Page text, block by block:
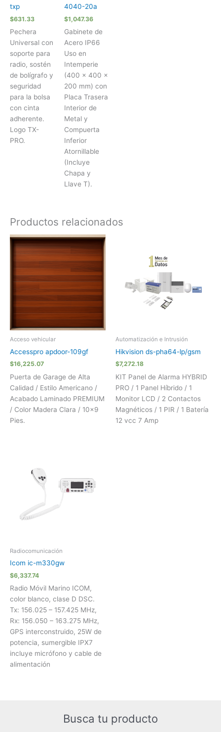
txp
$631.33
Pechera
Universal con
soporte para
radio, sostén
de bolígrafo y
seguridad
para la bolsa
con cinta
adherente.
Logo TX-
PRO.
4040-20a
$1,047.36
Gabinete de
Acero IP66
Uso en
Intemperie
(400 x 400 x
200 mm) con
Placa Trasera
Interior de
Metal y
Compuerta
Inferior
Atornillable
(Incluye
Chapa y
Llave T).
Productos relacionados
Acceso vehicular
Accesspro apdoor-109gf
$16,225.07
Puerta de Garage de Alta
Calidad / Estilo Americano /
Acabado Laminado PREMIUM
/ Color Madera Clara / 10×9
Pies.
Automatización e Intrusión
Hikvision ds-pha64-lp/gsm
$7,272.18
KIT Panel de Alarma HYBRID
PRO / 1 Panel Híbrido / 1
Monitor LCD / 2 Contactos
Magnéticos / 1 PIR / 1 Batería
12 vcc 7 Amp
Radiocomunicación
Icom ic-m330gw
$6,337.74
Radio Móvil Marino ICOM,
color blanco, clase D DSC.
Tx: 156.025 – 157.425 MHz,
Rx: 156.050 – 163.275 MHz,
GPS interconstruido, 25W de
potencia, sumergible IPX7
incluye micrófono y cable de
alimentación
Busca tu producto